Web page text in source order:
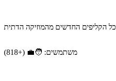
כל הקליפים החדשים מהמוזיקה הדתית
משתמשים: 🧑‍💼 (+818)